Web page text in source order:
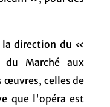
la direction du «
du Marché aux
œuvres, celles de
que l'opéra est